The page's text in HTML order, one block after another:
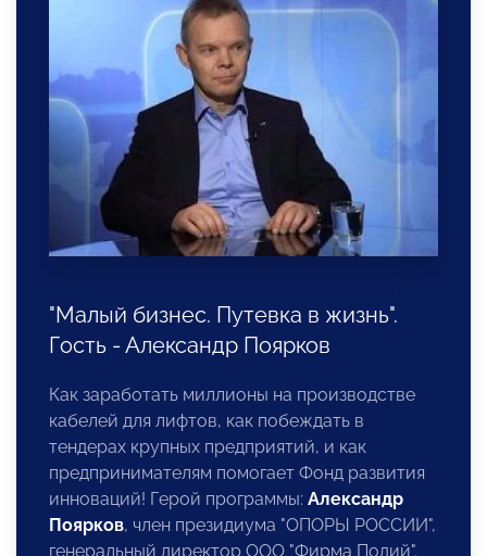
"Малый бизнес. Путевка в жизнь".
Гость - Александр Поярков
Как заработать миллионы на производстве
кабелей для лифтов, как побеждать в
тендерах крупных предприятий, и как
предпринимателям помогает Фонд развития
инноваций! Герой программы: Александр
Поярков, член президиума "ОПОРЫ РОССИИ",
генеральный директор ООО "Фирма Подий".